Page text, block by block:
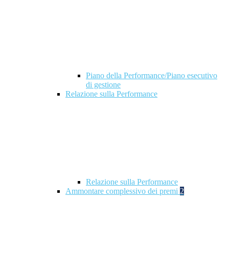
Piano della Performance/Piano esecutivo
di gestione
Relazione sulla Performance
Relazione sulla Performance
Ammontare complessivo dei premi 2